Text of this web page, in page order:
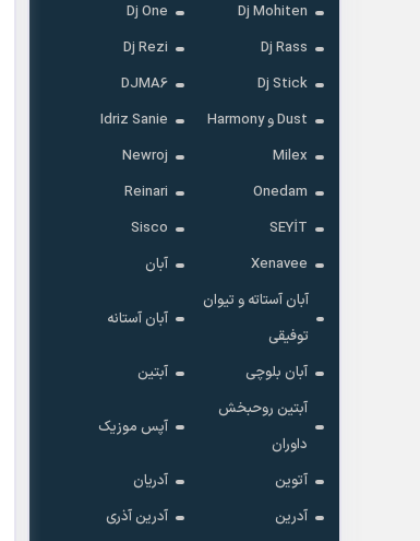
Dj Mohiten
Dj One
Dj Rass
Dj Rezi
Dj Stick
DJMA6
Dust و Harmony
Idriz Sanie
Milex
Newroj
Onedam
Reinari
SEYİT
Sisco
Xenavee
آبان
آبان آستاته و تیوان
توفیقی
آبان آستانه
آبان بلوچی
آبتین
آبتین روحبخش
داوران
آپس موزیک
آتوین
آدریان
آدرین
آدرین آذری